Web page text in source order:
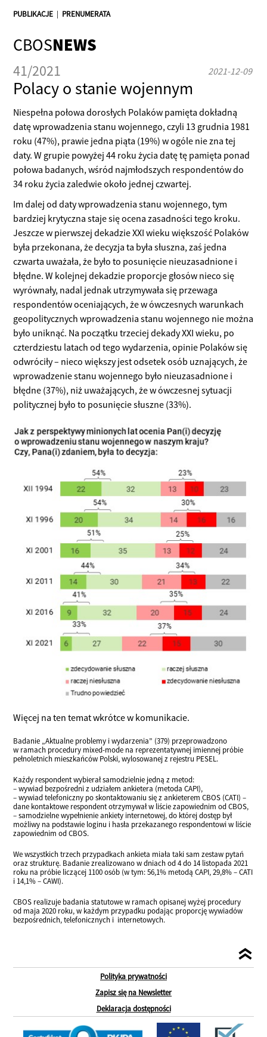
PUBLIKACJE | PRENUMERATA
CBOSNEWS
41/2021 2021-12-09
Polacy o stanie wojennym
Niespełna połowa dorosłych Polaków pamięta dokładną
datę wprowadzenia stanu wojennego, czyli 13 grudnia 1981
roku (47%), prawie jedna piąta (19%) w ogóle nie zna tej
daty. W grupie powyżej 44 roku życia datę tę pamięta ponad
połowa badanych, wśród najmłodszych respondentów do
34 roku życia zaledwie około jednej czwartej.
Im dalej od daty wprowadzenia stanu wojennego, tym
bardziej krytyczna staje się ocena zasadności tego kroku.
Jeszcze w pierwszej dekadzie XXI wieku większość Polaków
była przekonana, że decyzja ta była słuszna, zaś jedna
czwarta uważała, że było to posunięcie nieuzasadnione i
błędne. W kolejnej dekadzie proporcje głosów nieco się
wyrównały, nadal jednak utrzymywała się przewaga
respondentów oceniających, że w ówczesnych warunkach
geopolitycznych wprowadzenia stanu wojennego nie można
było uniknąć. Na początku trzeciej dekady XXI wieku, po
czterdziestu latach od tego wydarzenia, opinie Polaków się
odwróciły – nieco większy jest odsetek osób uznających, że
wprowadzenie stanu wojennego było nieuzasadnione i
błędne (37%), niż uważających, że w ówczesnej sytuacji
politycznej było to posunięcie słuszne (33%).
Więcej na ten temat wkrótce w komunikacie.
Badanie „Aktualne problemy i wydarzenia” (379) przeprowadzono
w ramach procedury mixed-mode na reprezentatywnej imiennej próbie
pełnoletnich mieszkańców Polski, wylosowanej z rejestru PESEL.
Każdy respondent wybierał samodzielnie jedną z metod:
– wywiad bezpośredni z udziałem ankietera (metoda CAPI),
– wywiad telefoniczny po skontaktowaniu się z ankieterem CBOS (CATI) –
dane kontaktowe respondent otrzymywał w liście zapowiednim od CBOS,
– samodzielne wypełnienie ankiety internetowej, do której dostęp był
możliwy na podstawie loginu i hasła przekazanego respondentowi w liście
zapowiednim od CBOS.
We wszystkich trzech przypadkach ankieta miała taki sam zestaw pytań
oraz strukturę. Badanie zrealizowano w dniach od 4 do 14 listopada 2021
roku na próbie liczącej 1100 osób (w tym: 56,1% metodą CAPI, 29,8% – CATI
i 14,1% – CAWI).
CBOS realizuje badania statutowe w ramach opisanej wyżej procedury
od maja 2020 roku, w każdym przypadku podając proporcję wywiadów
bezpośrednich, telefonicznych i internetowych.
Polityka prywatności
Zapisz się na Newsletter
Deklaracja dostępności